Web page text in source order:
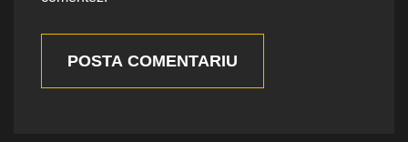
POSTA COMENTARIU